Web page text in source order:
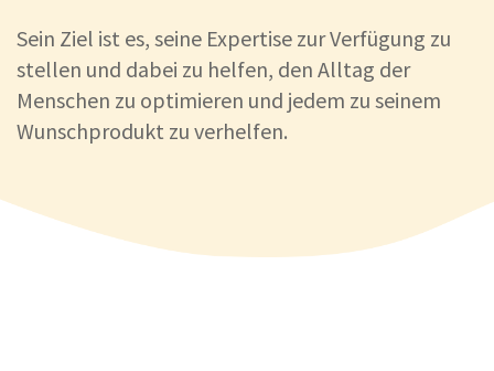
Sein Ziel ist es, seine Expertise zur Verfügung zu
stellen und dabei zu helfen, den Alltag der
Menschen zu optimieren und jedem zu seinem
Wunschprodukt zu verhelfen.